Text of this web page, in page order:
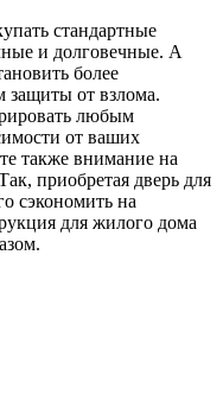
стандартные
и долговечные. А
более
защиты от взлома.
любым
от ваших
также внимание на
приобретая дверь для
сэкономить на
для жилого дома